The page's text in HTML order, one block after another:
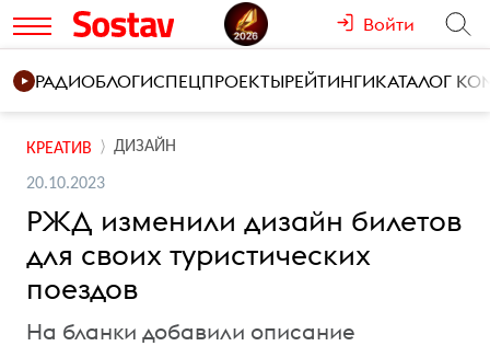
Войти
РАДИОБЛОГИСПЕЦПРОЕКТЫРЕЙТИНГИКАТАЛОГ
КРЕАТИВ ДИЗАЙН
20.10.2023
РЖД изменили дизайн билетов
для своих туристических
поездов
На бланки добавили описание